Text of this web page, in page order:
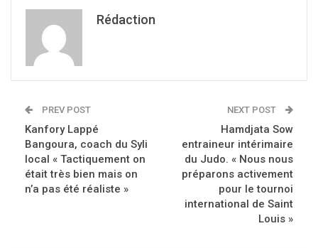
Rédaction
PREV POST
Kanfory Lappé
Bangoura, coach du Syli
local « Tactiquement on
était très bien mais on
n’a pas été réaliste »
NEXT POST
Hamdjata Sow
entraineur intérimaire
du Judo. « Nous nous
préparons activement
pour le tournoi
international de Saint
Louis »